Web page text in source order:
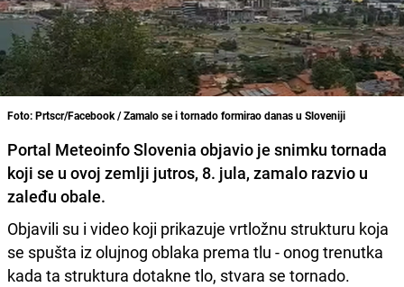
Foto: Prtscr/Facebook / Zamalo se i tornado formirao danas u Sloveniji
Portal Meteoinfo Slovenia objavio je snimku tornada
koji se u ovoj zemlji jutros, 8. jula, zamalo razvio u
zaleđu obale.
Objavili su i video koji prikazuje vrtložnu strukturu koja
se spušta iz olujnog oblaka prema tlu - onog trenutka
kada ta struktura dotakne tlo, stvara se tornado.